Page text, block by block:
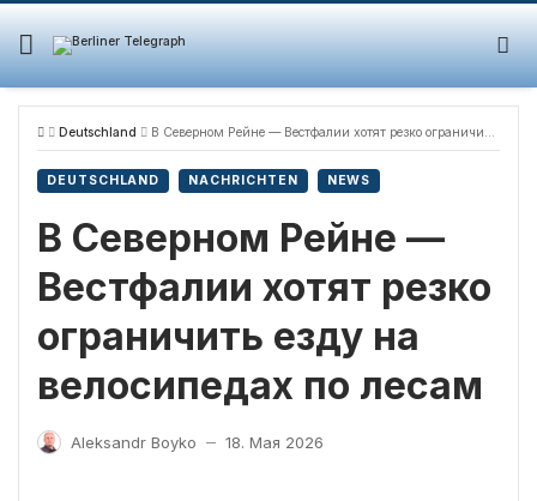
Skip
content
Deutschland В Северном Рейне — Вестфалии хотят резко ограничить езду на велосипедах по лесам
DEUTSCHLAND NACHRICHTEN NEWS
В Северном Рейне —
Вестфалии хотят резко
ограничить езду на
велосипедах по лесам
Aleksandr Boyko — 18. Мая 2026